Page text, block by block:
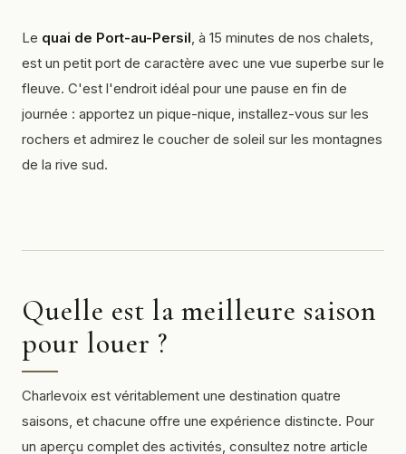
Le quai de Port-au-Persil, à 15 minutes de nos chalets,
est un petit port de caractère avec une vue superbe sur le
fleuve. C'est l'endroit idéal pour une pause en fin de
journée : apportez un pique-nique, installez-vous sur les
rochers et admirez le coucher de soleil sur les montagnes
de la rive sud.
Quelle est la meilleure saison
pour louer ?
Charlevoix est véritablement une destination quatre
saisons, et chacune offre une expérience distincte. Pour
un aperçu complet des activités, consultez notre article